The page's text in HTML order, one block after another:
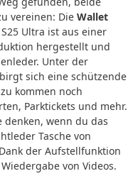
vereinen: Die Wallet
Ultra ist aus einer
hergestellt und
Unter der
sich eine schützende
kommen noch
Parktickets und mehr.
denken, wenn du das
Tasche von
der Aufstellfunktion
von Videos.